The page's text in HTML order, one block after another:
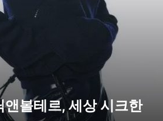
앤볼테르, 세상 시크한